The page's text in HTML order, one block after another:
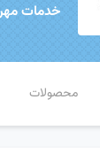
خدمات
محصولات